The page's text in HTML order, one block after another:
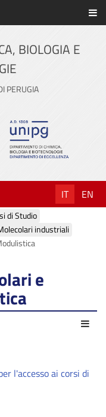
BIOLOGIA E
PERUGIA
IT EN
di Studio
industriali
e
l'accesso ai corsi di